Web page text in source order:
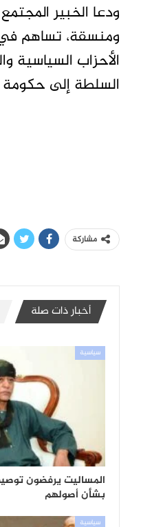
ودعا الخبير
ومنسقة، تساهم في
الأحزاب السياسية
السلطة إلى حكومة
مشاركة
أخبار ذات صلة
سياسية
المساليت يرفضون
بشأن أصولهم
سياسية